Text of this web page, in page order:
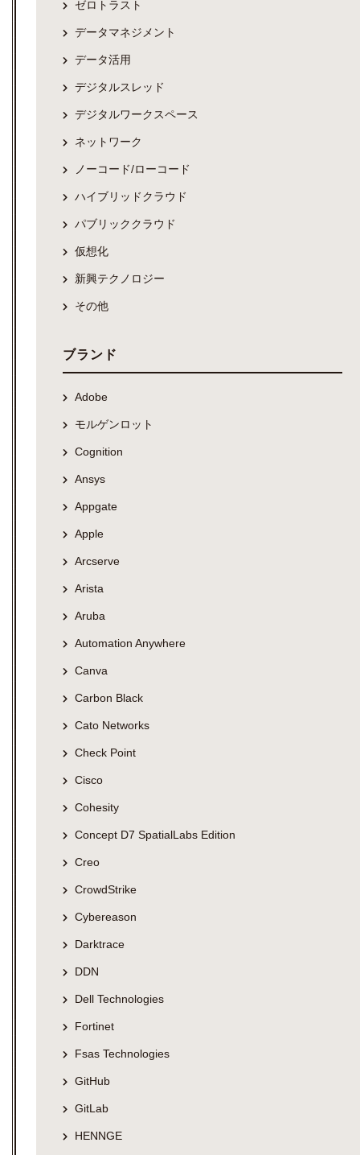
ゼロトラスト
データマネジメント
データ活用
デジタルスレッド
デジタルワークスペース
ネットワーク
ノーコード/ローコード
ハイブリッドクラウド
パブリッククラウド
仮想化
新興テクノロジー
その他
ブランド
Adobe
モルゲンロット
Cognition
Ansys
Appgate
Apple
Arcserve
Arista
Aruba
Automation Anywhere
Canva
Carbon Black
Cato Networks
Check Point
Cisco
Cohesity
Concept D7 SpatialLabs Edition
Creo
CrowdStrike
Cybereason
Darktrace
DDN
Dell Technologies
Fortinet
Fsas Technologies
GitHub
GitLab
HENNGE